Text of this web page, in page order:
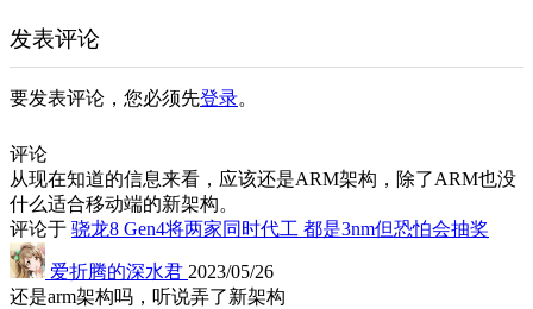
发表评论
要发表评论，您必须先登录。
评论
从现在知道的信息来看，应该还是ARM架构，除了ARM也没
什么适合移动端的新架构。
评论于 骁龙8 Gen4将两家同时代工 都是3nm但恐怕会抽奖
爱折腾的深水君 2023/05/26
还是arm架构吗，听说弄了新架构